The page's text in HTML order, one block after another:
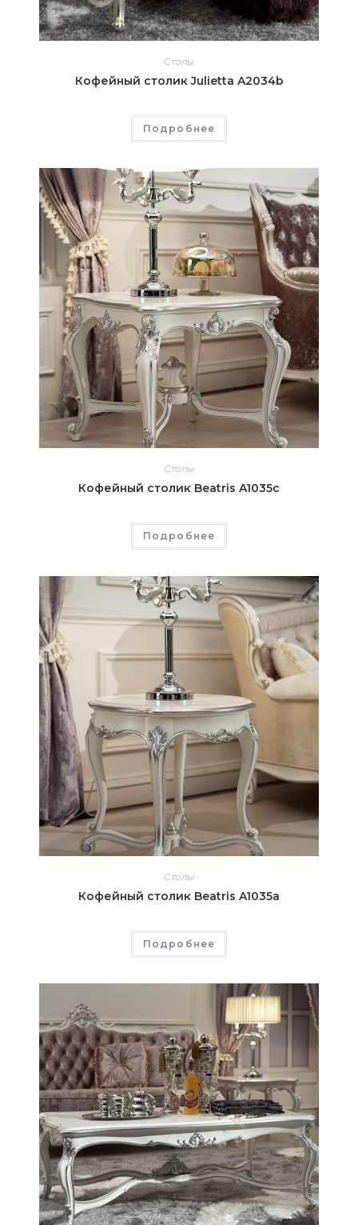
Столы
Кофейный столик Julietta A2034b
Подробнее
Столы
Кофейный столик Beatris A1035c
Подробнее
Столы
Кофейный столик Beatris A1035a
Подробнее